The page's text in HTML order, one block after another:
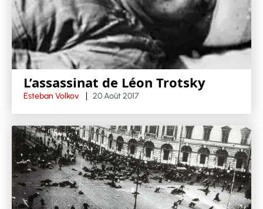
L’assassinat de Léon Trotsky
Esteban Volkov 20 Août 2017